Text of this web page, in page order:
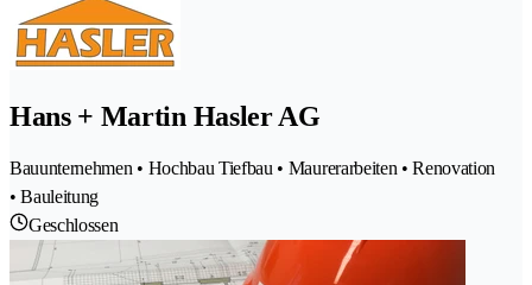
Hans + Martin Hasler AG
Bauunternehmen • Hochbau Tiefbau • Maurerarbeiten • Renovation
• Bauleitung
Geschlossen